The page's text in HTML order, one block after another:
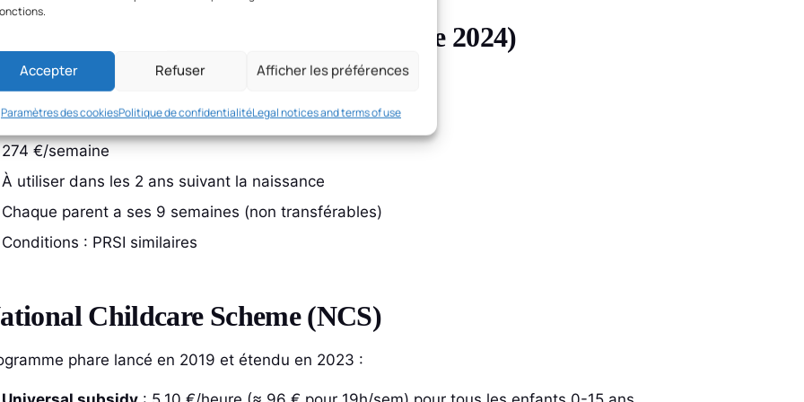
Accepter Refuser Afficher les préférences
Paramètres des cookiesPolitique de confidentialitéLegal notices and terms of use
Benefit — 9 semaines (réforme 2024)
progressivement de 2019 à 2024 :
9 semainespar parent (passé de 7 en août 2024)
274 €/semaine
À utiliser dans les 2 ans suivant la naissance
Chaque parent a ses 9 semaines (non transférables)
Conditions : PRSI similaires
Childcare Scheme (NCS)
phare lancé en 2019 et étendu en 2023 :